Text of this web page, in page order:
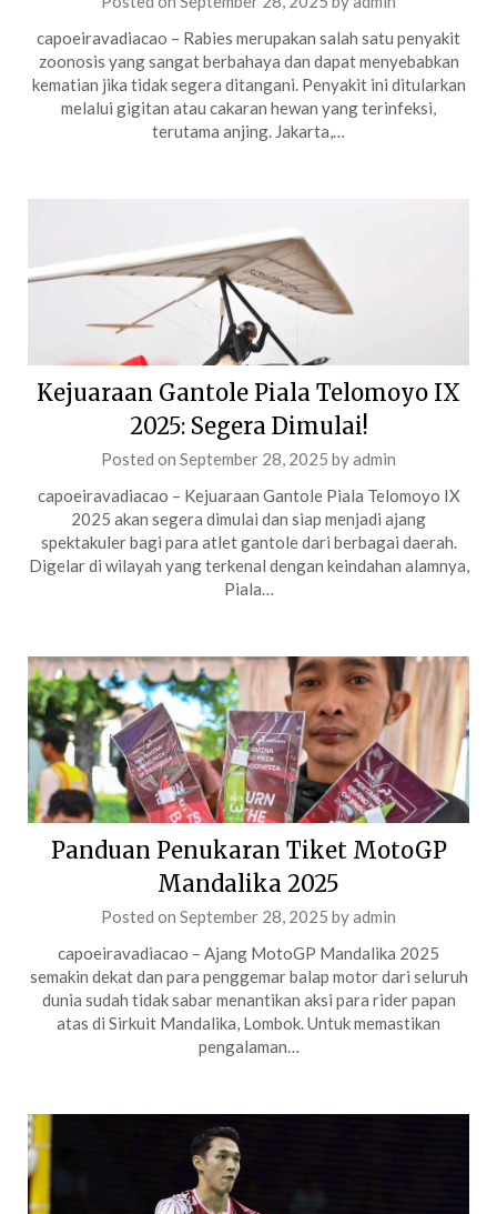
capoeiravadiacao – Rabies merupakan salah satu penyakit
zoonosis yang sangat berbahaya dan dapat menyebabkan
kematian jika tidak segera ditangani. Penyakit ini ditularkan
melalui gigitan atau cakaran hewan yang terinfeksi,
terutama anjing. Jakarta,…
Kejuaraan Gantole Piala Telomoyo IX
2025: Segera Dimulai!
Posted on September 28, 2025 byadmin
capoeiravadiacao – Kejuaraan Gantole Piala Telomoyo IX
2025 akan segera dimulai dan siap menjadi ajang
spektakuler bagi para atlet gantole dari berbagai daerah.
Digelar di wilayah yang terkenal dengan keindahan alamnya,
Piala…
Panduan Penukaran Tiket MotoGP
Mandalika 2025
Posted on September 28, 2025 byadmin
capoeiravadiacao – Ajang MotoGP Mandalika 2025
semakin dekat dan para penggemar balap motor dari seluruh
dunia sudah tidak sabar menantikan aksi para rider papan
atas di Sirkuit Mandalika, Lombok. Untuk memastikan
pengalaman…